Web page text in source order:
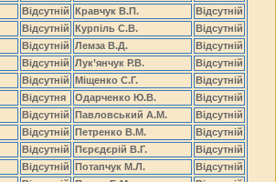
Відсутній Кравчук В.П.
Відсутній
Відсутній Курпіль С.В.
Відсутній
Відсутній Лемза В.Д.
Відсутній
Відсутній Лук’янчук Р.В.
Відсутній
Відсутній Міщенко С.Г.
Відсутній
Відсутня Одарченко Ю.В.
Відсутній
Відсутній Павловський А.М.
Відсутній
Відсутній Петренко В.М.
Відсутній
Відсутній Пєрєдєрій В.Г.
Відсутній
Відсутній Потапчук М.Л.
Відсутній